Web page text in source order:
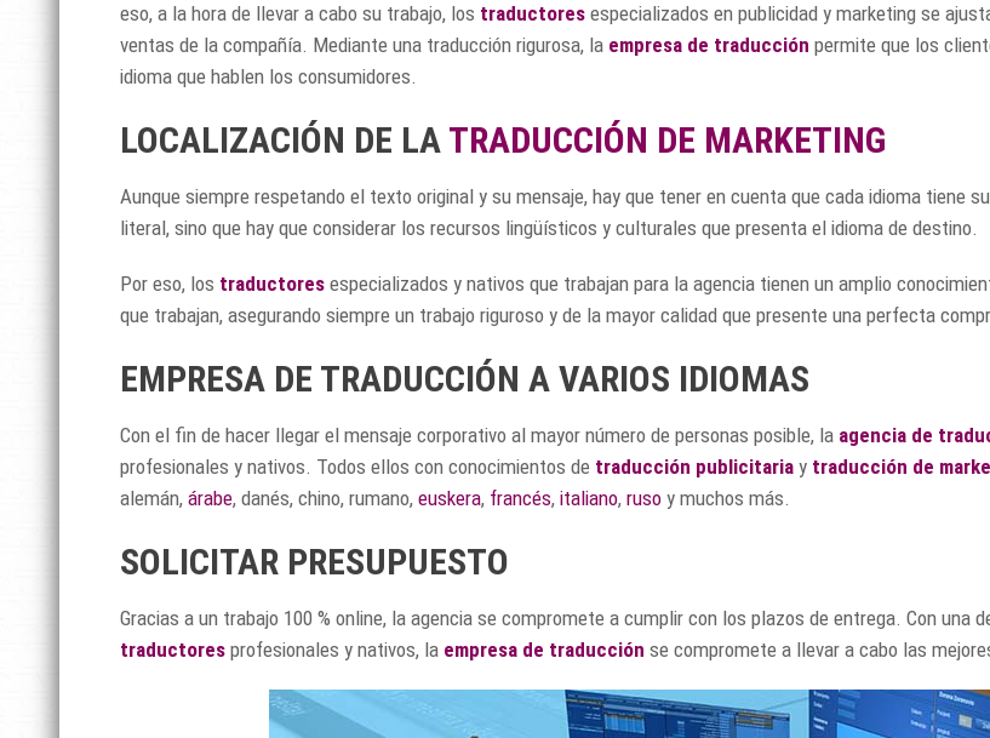
eso, a la hora de llevar a cabo su trabajo, los traductoresespecializados en publicidad y marketing se
ventas de la compañía. Mediante una traducción rigurosa, la empresa de traducción permite que los
idioma que hablen los consumidores.
LOCALIZACIÓN DE LATRADUCCIÓN DE MARKETING
Aunque siempre respetando el texto original y su mensaje, hay que tener en cuenta que cada idioma tiene
literal, sino que hay que considerar los recursos lingüísticos y culturales que presenta el idioma de destino.
Por eso, los traductoresespecializados y nativos que trabajan para la agencia tienen un amplio
que trabajan, asegurando siempre un trabajo riguroso y de la mayor calidad que presente una perfecta
EMPRESA DE TRADUCCIÓN A VARIOS IDIOMAS
Con el fin de hacer llegar el mensaje corporativo al mayor número de personas posible, la agencia de
profesionales y nativos. Todos ellos con conocimientos de traducción publicitariay traducción de
alemán, árabe, danés, chino, rumano, euskera, francés, italiano, rusoy muchos más.
SOLICITAR PRESUPUESTO
Gracias a un trabajo 100 % online, la agencia se compromete a cumplir con los plazos de entrega. Con
traductores profesionales y nativos, la empresa de traducción se compromete a llevar a cabo las